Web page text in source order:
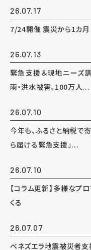
26.07.17
7/24開催 震災から1カ
26.07.13
緊急支援＆現地ニーズ
雨・洪水被害。100万人...
26.07.10
今年も、ふるさと納税で
ら届ける緊急支援」...
26.07.10
【コラム更新】多様なプ
くる
26.07.07
ベネズエラ地震被災者